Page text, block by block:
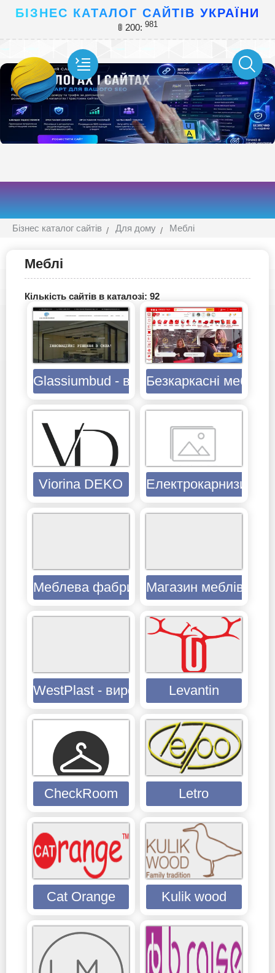
БІЗНЕС КАТАЛОГ САЙТІВ УКРАЇНИ
🚦 200: 981
Бізнес каталог сайтів Для дому Меблі
Меблі
Кількість сайтів в каталозі: 92
Glassiumbud - виготовленняБезкаркасні меблі
Viorina DEKO Електрокарнизи
Меблева фабрика з виробництва
Магазин меблів з
WestPlast - виробник ущільнювачів
Levantin
CheckRoom Letro
Cat Orange Kulik wood